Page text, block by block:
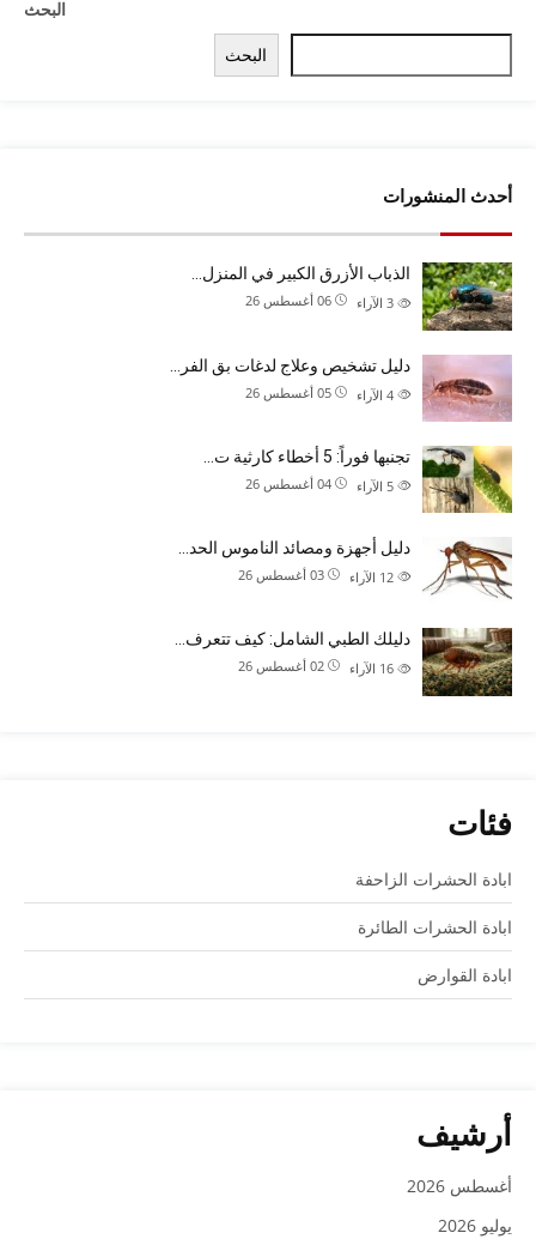
البحث
البحث
أحدث المنشورات
الذباب الأزرق الكبير في المنزل…
06 أغسطس 26 الآراء
دليل تشخيص وعلاج لدغات بق الفر…
05 أغسطس 26 الآراء
تجنبها فوراً: 5 أخطاء كارثية ت…
04 أغسطس 26 الآراء
دليل أجهزة ومصائد الناموس الحد…
03 أغسطس 26 الآراء
دليلك الطبي الشامل: كيف تتعرف…
02 أغسطس 26 الآراء
فئات
ابادة الحشرات الزاحفة
ابادة الحشرات الطائرة
ابادة القوارض
أرشيف
أغسطس 2026
يوليو 2026